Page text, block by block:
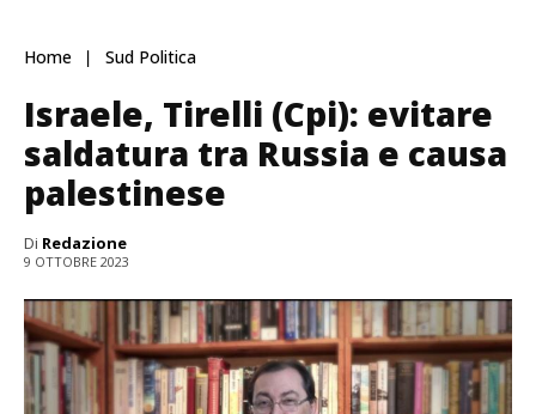
Home Sud Politica
Israele, Tirelli (Cpi): evitare
saldatura tra Russia e causa
palestinese
Di Redazione
9 OTTOBRE 2023